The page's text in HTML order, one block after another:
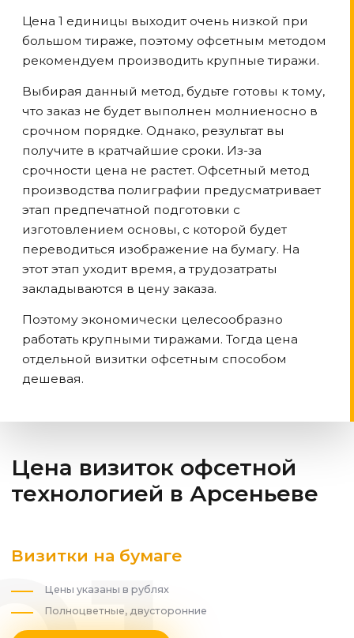
Цена 1 единицы выходит очень низкой при
большом тираже, поэтому офсетным методом
рекомендуем производить крупные тиражи.
Выбирая данный метод, будьте готовы к тому,
что заказ не будет выполнен молниеносно в
срочном порядке. Однако, результат вы
получите в кратчайшие сроки. Из-за
срочности цена не растет. Офсетный метод
производства полиграфии предусматривает
этап предпечатной подготовки с
изготовлением основы, с которой будет
переводиться изображение на бумагу. На
этот этап уходит время, а трудозатраты
закладываются в цену заказа.
Поэтому экономически целесообразно
работать крупными тиражами. Тогда цена
отдельной визитки офсетным способом
дешевая.
Цена визиток офсетной
технологией в Арсеньеве
Визитки на бумаге
Цены указаны в рублях
Полноцветные, двусторонние